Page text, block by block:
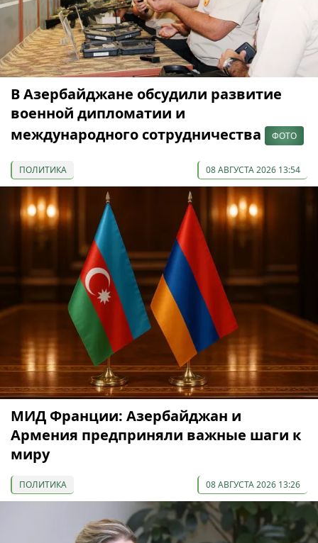
В Азербайджане обсудили развитие
военной дипломатии и
международного сотрудничества
ФОТО
ПОЛИТИКА 08 АВГУСТА 2026 13:54
МИД Франции: Азербайджан и
Армения предприняли важные шаги к
миру
ПОЛИТИКА 08 АВГУСТА 2026 13:26